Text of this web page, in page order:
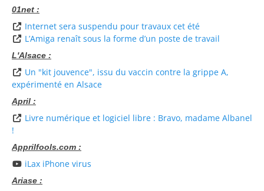
01net :
Internet sera suspendu pour travaux cet été
L’Amiga renaît sous la forme d’un poste de travail
L'Alsace :
Un "kit jouvence", issu du vaccin contre la grippe A,
expérimenté en Alsace
April :
Livre numérique et logiciel libre : Bravo, madame Albanel
!
Apprilfools.com :
iLax iPhone virus
Ariase :